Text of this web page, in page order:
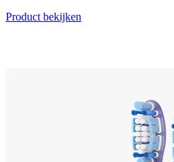
Product bekijken